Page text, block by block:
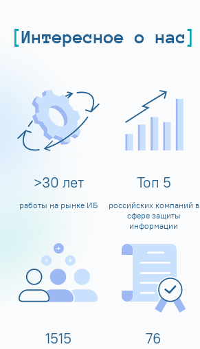
Интересное о нас
>30 лет
работы на рынке ИБ
Топ 5
российских компаний в
сфере защиты
информации
1600 80